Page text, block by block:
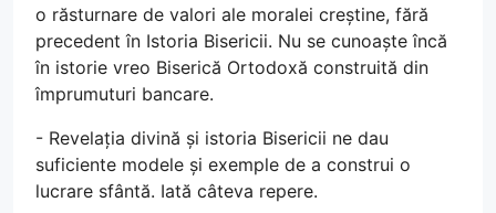
o răsturnare de valori ale moralei creștine, fără
precedent în Istoria Bisericii. Nu se cunoaște încă
în istorie vreo Biserică Ortodoxă construită din
împrumuturi bancare.
- Revelația divină și istoria Bisericii ne dau
suficiente modele și exemple de a construi o
lucrare sfântă. Iată câteva repere.